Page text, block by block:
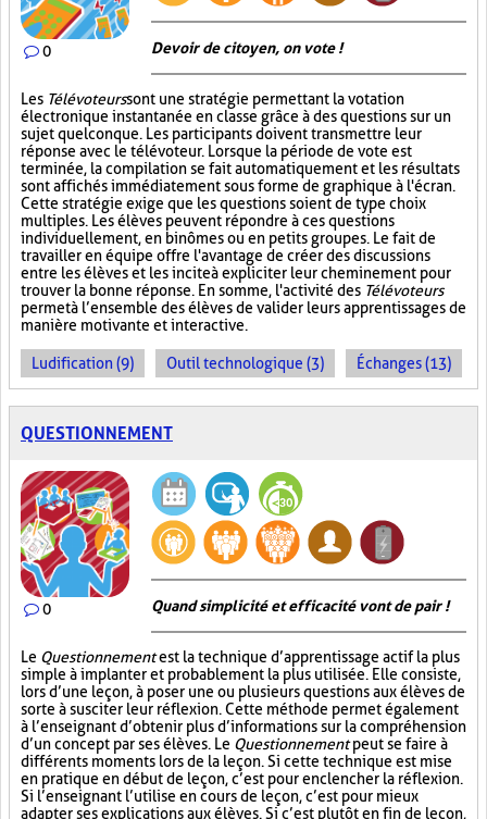
0 Devoir de citoyen, on vote !
Les Télévoteurssont une stratégie permettant la votation
électronique instantanée en classe grâce à des questions sur un
sujet quelconque. Les participants doivent transmettre leur
réponse avec le télévoteur. Lorsque la période de vote est
terminée, la compilation se fait automatiquement et les résultats
sont affichés immédiatement sous forme de graphique à l'écran.
Cette stratégie exige que les questions soient de type choix
multiples. Les élèves peuvent répondre à ces questions
individuellement, en binômes ou en petits groupes. Le fait de
travailler en équipe offre l'avantage de créer des discussions
entre les élèves et les incite à expliciter leur cheminement pour
trouver la bonne réponse. En somme, l'activité des Télévoteurs
permet à l’ensemble des élèves de valider leurs apprentissages de
manière motivante et interactive.
Ludification (9) Outil technologique (3) Échanges (13)
QUESTIONNEMENT
0 Quand simplicité et efficacité vont de pair !
Le Questionnementest la technique d’apprentissage actif la plus
simple à implanter et probablement la plus utilisée. Elle consiste,
lors d’une leçon, à poser une ou plusieurs questions aux élèves de
sorte à susciter leur réflexion. Cette méthode permet également
à l’enseignant d’obtenir plus d’informations sur la compréhension
d’un concept par ses élèves. Le Questionnementpeut se faire à
différents moments lors de la leçon. Si cette technique est mise
en pratique en début de leçon, c’est pour enclencher la réflexion.
Si l’enseignant l’utilise en cours de leçon, c’est pour mieux
adapter ses explications aux élèves. Si c’est plutôt en fin de leçon,